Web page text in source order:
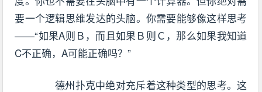
要一个逻辑思维发达的头脑。你需要能够像这样思考
——“如果A则Ｂ，而且如果Ｂ则Ｃ，那么如果我知道
C不正确，A可能正确吗？”
德州扑克中绝对充斥着这种类型的思考。这